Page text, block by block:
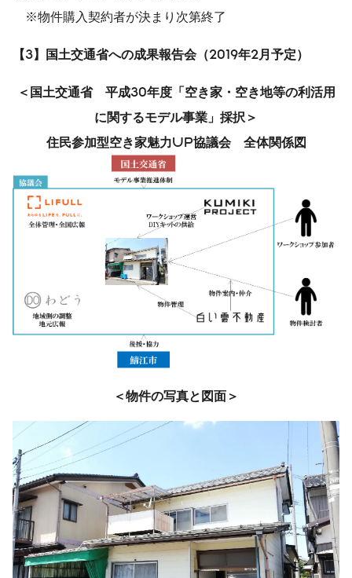
※物件購入契約者が決まり次第終了
【3】国土交通省への成果報告会（2019年2月予定）
＜国土交通省 平成30年度「空き家・空き地等の利活用
に関するモデル事業」採択＞
住民参加型空き家魅力UP協議会 全体関係図
＜物件の写真と図面＞